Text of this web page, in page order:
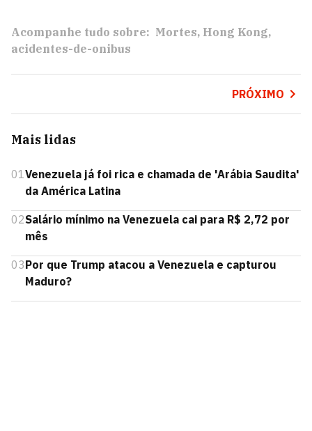
Acompanhe tudo sobre: Mortes Hong Kong
acidentes-de-onibus
PRÓXIMO
Mais lidas
01Venezuela já foi rica e chamada de 'Arábia Saudita'
da América Latina
02Salário mínimo na Venezuela cai para R$ 2,72 por
mês
03Por que Trump atacou a Venezuela e capturou
Maduro?